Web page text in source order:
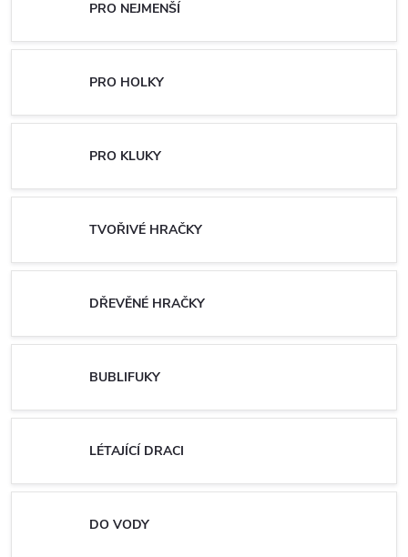
PRO NEJMENŠÍ
PRO HOLKY
PRO KLUKY
TVOŘIVÉ HRAČKY
DŘEVĚNÉ HRAČKY
BUBLIFUKY
LÉTAJÍCÍ DRACI
DO VODY